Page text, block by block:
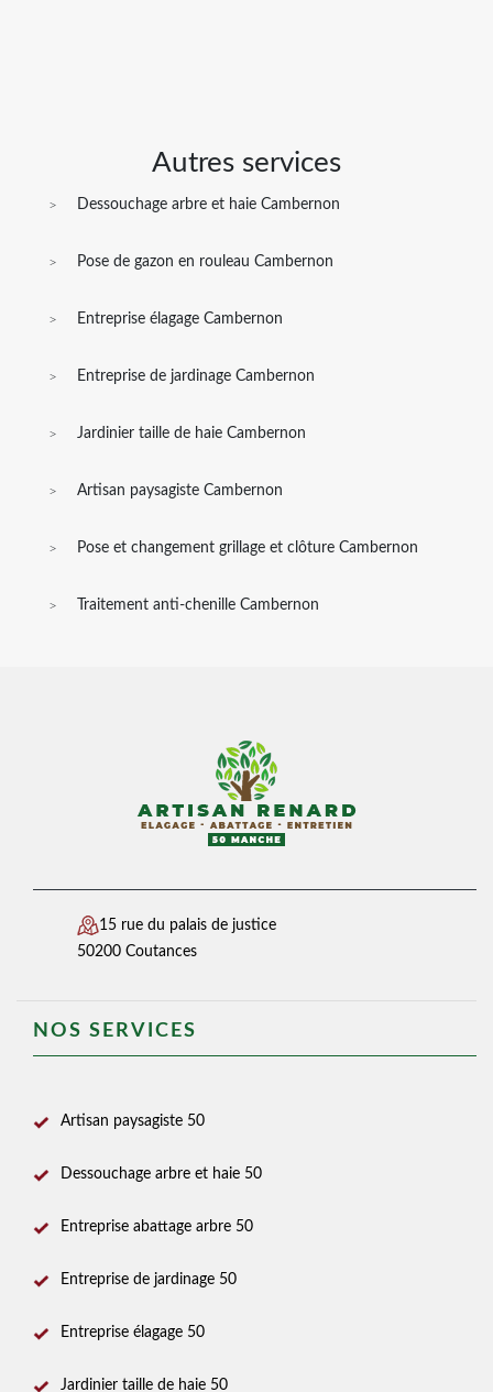
Autres services
Dessouchage arbre et haie Cambernon
Pose de gazon en rouleau Cambernon
Entreprise élagage Cambernon
Entreprise de jardinage Cambernon
Jardinier taille de haie Cambernon
Artisan paysagiste Cambernon
Pose et changement grillage et clôture Cambernon
Traitement anti-chenille Cambernon
15 rue du palais de justice
50200 Coutances
NOS SERVICES
Artisan paysagiste 50
Dessouchage arbre et haie 50
Entreprise abattage arbre 50
Entreprise de jardinage 50
Entreprise élagage 50
Jardinier taille de haie 50